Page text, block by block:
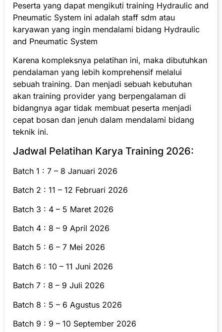
Peserta yang dapat mengikuti training Hydraulic and
Pneumatic System ini adalah staff sdm atau
karyawan yang ingin mendalami bidang Hydraulic
and Pneumatic System
Karena kompleksnya pelatihan ini, maka dibutuhkan
pendalaman yang lebih komprehensif melalui
sebuah training. Dan menjadi sebuah kebutuhan
akan training provider yang berpengalaman di
bidangnya agar tidak membuat peserta menjadi
cepat bosan dan jenuh dalam mendalami bidang
teknik ini.
Jadwal Pelatihan Karya Training 2026:
Batch 1 : 7 – 8 Januari 2026
Batch 2 : 11 – 12 Februari 2026
Batch 3 : 4 – 5 Maret 2026
Batch 4 : 8 – 9 April 2026
Batch 5 : 6 – 7 Mei 2026
Batch 6 : 10 – 11 Juni 2026
Batch 7 : 8 – 9 Juli 2026
Batch 8 : 5 – 6 Agustus 2026
Batch 9 : 9 – 10 September 2026